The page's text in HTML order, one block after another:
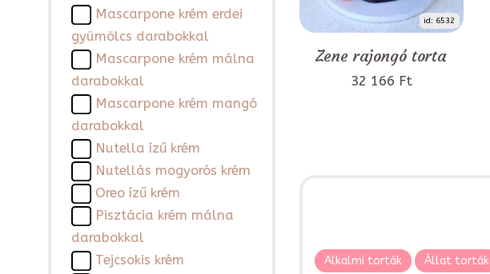
Mascarpone krém erdei
gyümölcs darabokkal
Mascarpone krém málna
darabokkal
Mascarpone krém mangó
darabokkal
Nutella ízű krém
Nutellás mogyorós krém
Oreo ízű krém
Pisztácia krém málna
darabokkal
Tejcsokis krém
id: 6532
Zene rajongó torta
32 166 Ft
Alkalmi torták Állat torták